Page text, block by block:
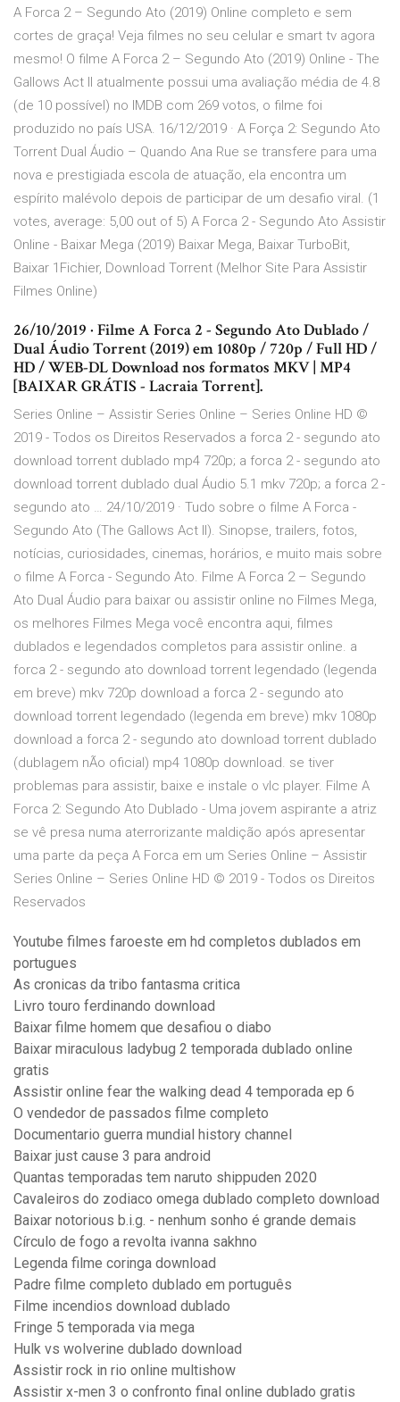
A Forca 2 – Segundo Ato (2019) Online completo e sem
cortes de graça! Veja filmes no seu celular e smart tv agora
mesmo! O filme A Forca 2 – Segundo Ato (2019) Online - The
Gallows Act II atualmente possui uma avaliação média de 4.8
(de 10 possível) no IMDB com 269 votos, o filme foi
produzido no país USA. 16/12/2019 · A Força 2: Segundo Ato
Torrent Dual Áudio – Quando Ana Rue se transfere para uma
nova e prestigiada escola de atuação, ela encontra um
espírito malévolo depois de participar de um desafio viral. (1
votes, average: 5,00 out of 5) A Forca 2 - Segundo Ato Assistir
Online - Baixar Mega (2019) Baixar Mega, Baixar TurboBit,
Baixar 1Fichier, Download Torrent (Melhor Site Para Assistir
Filmes Online)
26/10/2019 · Filme A Forca 2 - Segundo Ato Dublado /
Dual Áudio Torrent (2019) em 1080p / 720p / Full HD /
HD / WEB-DL Download nos formatos MKV | MP4
[BAIXAR GRÁTIS - Lacraia Torrent].
Series Online – Assistir Series Online – Series Online HD ©
2019 - Todos os Direitos Reservados a forca 2 - segundo ato
download torrent dublado mp4 720p; a forca 2 - segundo ato
download torrent dublado dual Áudio 5.1 mkv 720p; a forca 2 -
segundo ato … 24/10/2019 · Tudo sobre o filme A Forca -
Segundo Ato (The Gallows Act II). Sinopse, trailers, fotos,
notícias, curiosidades, cinemas, horários, e muito mais sobre
o filme A Forca - Segundo Ato. Filme A Forca 2 – Segundo
Ato Dual Áudio para baixar ou assistir online no Filmes Mega,
os melhores Filmes Mega você encontra aqui, filmes
dublados e legendados completos para assistir online. a
forca 2 - segundo ato download torrent legendado (legenda
em breve) mkv 720p download a forca 2 - segundo ato
download torrent legendado (legenda em breve) mkv 1080p
download a forca 2 - segundo ato download torrent dublado
(dublagem nÃo oficial) mp4 1080p download. se tiver
problemas para assistir, baixe e instale o vlc player. Filme A
Forca 2: Segundo Ato Dublado - Uma jovem aspirante a atriz
se vê presa numa aterrorizante maldição após apresentar
uma parte da peça A Forca em um Series Online – Assistir
Series Online – Series Online HD © 2019 - Todos os Direitos
Reservados
Youtube filmes faroeste em hd completos dublados em
portugues
As cronicas da tribo fantasma critica
Livro touro ferdinando download
Baixar filme homem que desafiou o diabo
Baixar miraculous ladybug 2 temporada dublado online
gratis
Assistir online fear the walking dead 4 temporada ep 6
O vendedor de passados filme completo
Documentario guerra mundial history channel
Baixar just cause 3 para android
Quantas temporadas tem naruto shippuden 2020
Cavaleiros do zodiaco omega dublado completo download
Baixar notorious b.i.g. - nenhum sonho é grande demais
Círculo de fogo a revolta ivanna sakhno
Legenda filme coringa download
Padre filme completo dublado em português
Filme incendios download dublado
Fringe 5 temporada via mega
Hulk vs wolverine dublado download
Assistir rock in rio online multishow
Assistir x-men 3 o confronto final online dublado gratis